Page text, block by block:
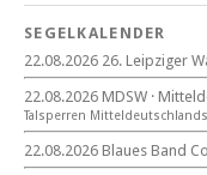
Eröffnung MDSW
11°° Uhr Fahrrad­kirche
Blaues Band Cospudener
SEGELKALENDER
22.08.2026 26. Leipziger
22.08.2026 MDSW ·
Tal­sperren Mittel­deut­sch­lands
22.08.2026 Blaues Band